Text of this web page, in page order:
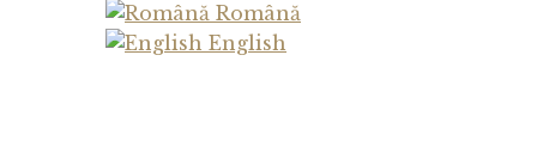
Română
English